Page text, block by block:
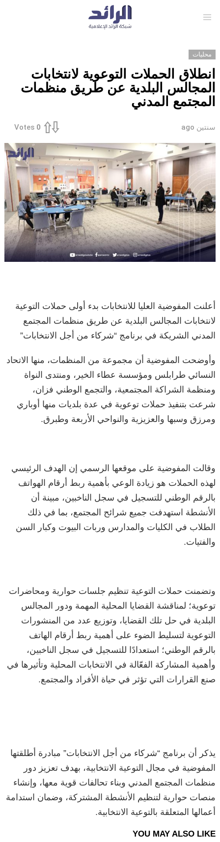
محليات
انطلاق الحملات التوعوية لانتخابات
المجالس البلدية عن طريق منظمات
المجتمع المدني
سنتين ago 0
Votes
أعلنت المفوضية العليا للانتخابات بدء أولى حملات التوعية
‏لانتخابات المجالس البلدية عن طريق منظمات المجتمع
المدني الشريكة في برنامج “شركاء من أجل الانتخابات”
وأوضحت المفوضية أن مجموعة من المنظمات، منها الاتحاد
النسائي طرابلس ومؤسسة عطاء الخير، ومنتدى النواة
ومنظمة الشراكة المجتمعية، والتجمع الوطني فزان،
شرعت بتنفيذ حملات توعوية في عدة بلديات منها أوباري
ومرزق وسبها والعزيزية والنواحي الأربعة وطبرق.
وقالت المفوضية على موقعها الرسمي إن ‏الهدف الرئيسي
لهذه الحملات هو زيادة الوعي بأهمية ربط أرقام الهواتف
بالرقم الوطني للتسجيل في سجل الناخبين، مبينة أن
الأنشطة استهدفت جميع شرائح المجتمع، بما في ذلك
الطلاب في الكليات والمدارس وربات البيوت وكبار ‏السن
والفتيات‎.‎
وتضمنت حملات التوعية تنظيم جلسات حوارية ومحاضرات
توعوية؛ لمناقشة القضايا المحلية المهمة ودور المجالس
البلدية في حل تلك القضايا، وتوزيع عدد من المنشورات
التوعوية لتسليط الضوء على أهمية ربط أرقام الهاتف
بالرقم الوطني؛ استعدادًا للتسجيل في سجل الناخبين،
وأهمية المشاركة الفعّالة في الانتخابات المحلية وتأثيرها في
صنع القرارات التي تؤثر في حياة الأفراد والمجتمع.
يذكر أن برنامج “شركاء من أجل الانتخابات” مبادرة أطلقتها
المفوضية في مجال التوعية الانتخابية، بهدف تعزيز دور
منظمات المجتمع المدني وبناء تحالفات قوية معها، وإنشاء
منصات حوارية لتنظيم الأنشطة المشتركة، وضمان استدامة
أعمالها المتعلقة بالتوعية الانتخابية.
YOU MAY ALSO LIKE